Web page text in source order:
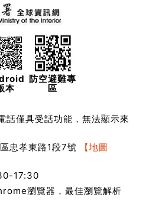
本
防空避難專
區
話僅具受話功能，無法顯示來
忠孝東路1段7號
【地圖
17:30
瀏覽器，最佳瀏覽解析